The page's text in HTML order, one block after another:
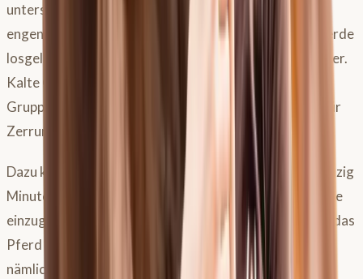
unterschätzten
Verletzungsgefahr
: Pferde, die vom
engen Paddock direkt auf eine große Koppel in der Herde
losgelassen werden, rasen häufig erst einmal wild umher.
Kalte Gelenke, ungedehnte Sehnen und Bänder, dazu
Gruppendynamik und plötzlich viel Platz – das Risiko für
Zerrungen, Umknicken oder Kollisionen ist erheblich.
Dazu kommt das klassische Einfangproblem: Wer zwanzig
Minuten Anweiden plant, aber vergisst, die Weidefläche
einzugrenzen, verbringt im Zweifel eine Stunde damit, das
Pferd wieder zu fangen – das Pferd findet die Wiese
nämlich schlicht herrlich und gedenkt nicht, freiwillig